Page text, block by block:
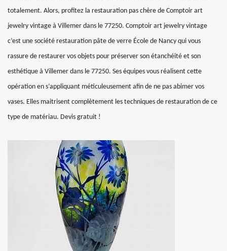
totalement. Alors, profitez la restauration pas chère de Comptoir art
jewelry vintage à Villemer dans le 77250. Comptoir art jewelry vintage
c’est une société restauration pâte de verre École de Nancy qui vous
rassure de restaurer vos objets pour préserver son étanchéité et son
esthétique à Villemer dans le 77250. Ses équipes vous réalisent cette
opération en s’appliquant méticuleusement afin de ne pas abimer vos
vases. Elles maitrisent complètement les techniques de restauration de ce
type de matériau. Devis gratuit !